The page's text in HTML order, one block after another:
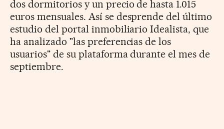
dos dormitorios y un precio de hasta 1.015
euros mensuales. Así se desprende del último
estudio del portal inmobiliario Idealista, que
ha analizado "las preferencias de los
usuarios" de su plataforma durante el mes de
septiembre.